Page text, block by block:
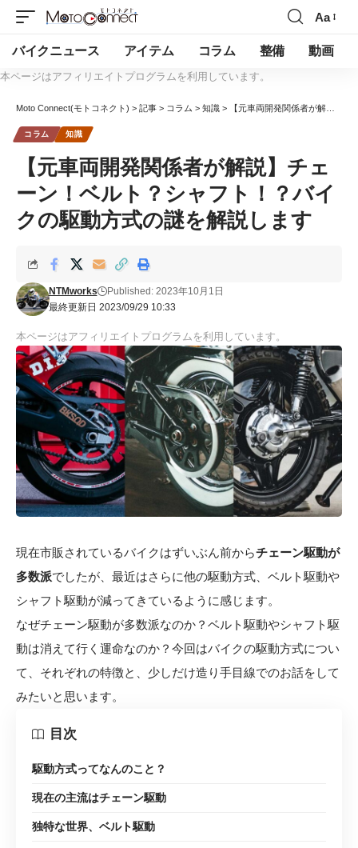
Aa
バイクニュース アイテム コラム 整備 動画
本ページはアフィリエイトプログラムを利用しています。
Moto Connect(モトコネクト) > 記事 > コラム > 知識 > 【元車両開発関係者が解説】チェーン！ベルト？シャフト！？バイクの駆動方式の謎を解説します
コラム 知識
【元車両開発関係者が解説】チェ
ーン！ベルト？シャフト！？バイ
クの駆動方式の謎を解説します
最終更新日 2023/09/29 10:33
NTMworks Published: 2023年10月1日
本ページはアフィリエイトプログラムを利用しています。
現在市販されているバイクはずいぶん前からチェーン駆動が
多数派でしたが、最近はさらに他の駆動方式、ベルト駆動や
シャフト駆動が減ってきているように感じます。
なぜチェーン駆動が多数派なのか？ベルト駆動やシャフト駆
動は消えて行く運命なのか？今回はバイクの駆動方式につい
て、それぞれの特徴と、少しだけ造り手目線でのお話をして
みたいと思います。
目次
駆動方式ってなんのこと？
現在の主流はチェーン駆動
独特な世界、ベルト駆動